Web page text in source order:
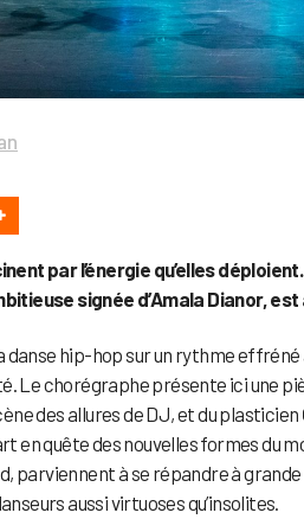
par l’énergie qu’elles
signée d’Amala Dianor,
danse hip-hop sur un rythme
Le chorégraphe présente ici une
des allures de DJ, et du plasticien
en quête des nouvelles formes du
parviennent à se répandre à
aussi virtuoses qu’insolites.